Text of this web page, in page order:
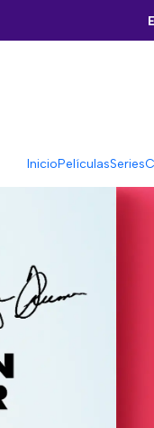
InicioPelículasSeries